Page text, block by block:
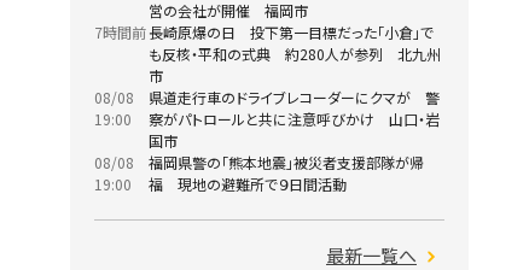
営の会社が開催 福岡市
7時間前長崎原爆の日 投下第一目標だった「小倉」で
も反核・平和の式典 約280人が参列 北九州
市
08/08
19:00
県道走行車のドライブレコーダーにクマが 警
察がパトロールと共に注意呼びかけ 山口・岩
国市
08/08
19:00
福岡県警の「熊本地震」被災者支援部隊が帰
福 現地の避難所で９日間活動
最新一覧へ